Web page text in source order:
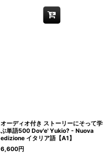
オーディオ付き ストーリーにそって学
ぶ単語500 Dov'e' Yukio? - Nuova
edizione イタリア語【A1】
6,600円